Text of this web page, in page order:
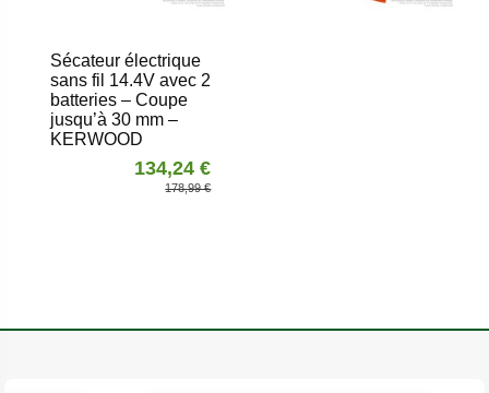
Sécateur électrique
sans fil 14.4V avec 2
batteries – Coupe
jusqu’à 30 mm –
KERWOOD
134,24 €
178,99 €